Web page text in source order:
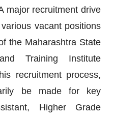
major recruitment drive
vacant positions
the Maharashtra State
Training Institute
recruitment process,
be made for key
Higher Grade